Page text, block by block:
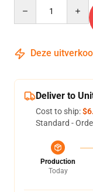
Deze
Deliver to
Cost to ship:
Standard -
Production
Today